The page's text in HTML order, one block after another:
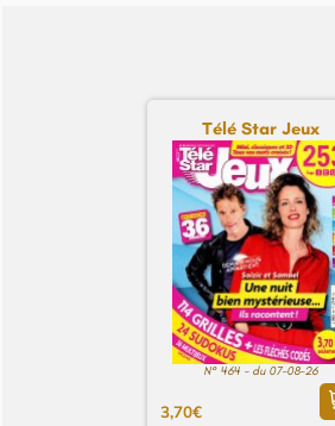
Télé Star Jeux
N° 464 - du 07-08-26
3,70€